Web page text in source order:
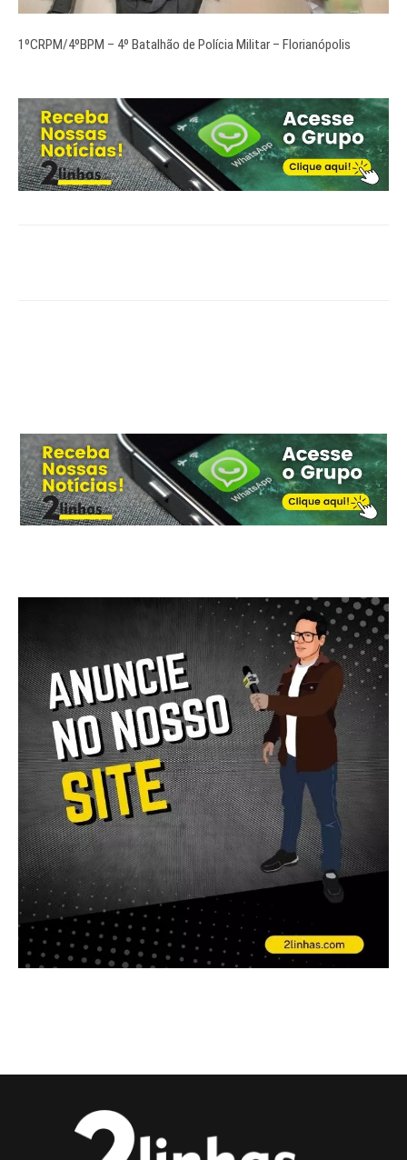
1ºCRPM/4ºBPM – 4º Batalhão de Polícia Militar – Florianópolis